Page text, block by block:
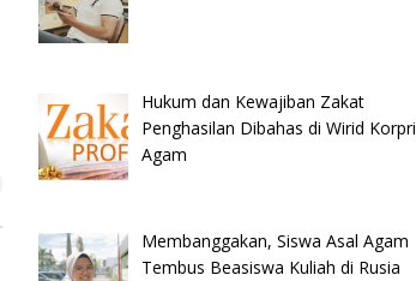
Hukum dan Kewajiban Zakat
Penghasilan Dibahas di Wirid Korpri
Agam
Membanggakan, Siswa Asal Agam
Tembus Beasiswa Kuliah di Rusia